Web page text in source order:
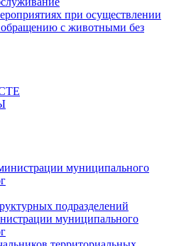
при осуществлении
обращению с животными без
муниципального
подразделений
муниципального